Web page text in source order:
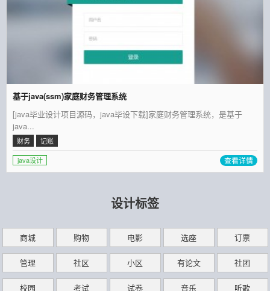
基于java(ssm)家庭财务管理系统
[java毕业设计项目源码，java毕设下载]家庭财务管理系统，是基于
java...
财务 记账
java设计 查看详情
设计标签
商城 购物 电影 选座 订票
管理 社区 小区 有论文 社团
校园 考试 试卷 音乐 听歌